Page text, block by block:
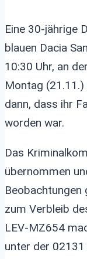
Eine 30-jährige
blauen Dacia
10:30 Uhr, an
Montag
dann, dass ihr
worden war.
Das
übernommen
Beobachtungen
zum Verbleib
LEV-MZ654
unter der